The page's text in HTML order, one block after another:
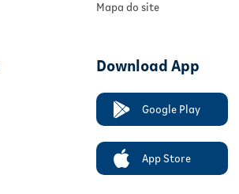
Mapa do site
Download App
Google Play
App Store